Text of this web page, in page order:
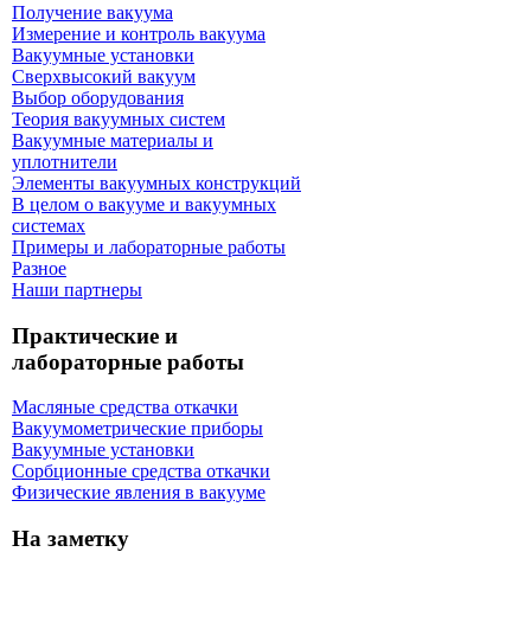
Получение вакуума
Измерение и контроль вакуума
Вакуумные установки
Сверхвысокий вакуум
Выбор оборудования
Теория вакуумных систем
Вакуумные материалы и
уплотнители
Элементы вакуумных конструкций
В целом о вакууме и вакуумных
системах
Примеры и лабораторные работы
Разное
Наши партнеры
Практические и
лабораторные работы
Масляные средства откачки
Вакуумометрические приборы
Вакуумные установки
Сорбционные средства откачки
Физические явления в вакууме
На заметку